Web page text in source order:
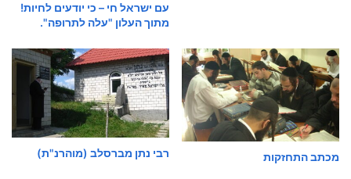
עם ישראל חי – כי יודעים לחיות!
מתוך העלון "עלה לתרופה".
מכתב התחזקות רבי נתן מברסלב (מוהרנ"ת)